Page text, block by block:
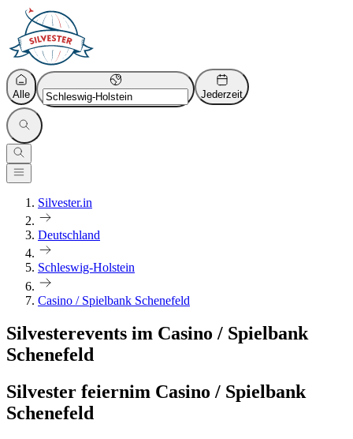
Alle Jederzeit
Silvester.in
Deutschland
Schleswig-Holstein
Casino / Spielbank Schenefeld
Silvesterevents im Casino / Spielbank
Schenefeld
Silvester feiernim Casino / Spielbank
Schenefeld